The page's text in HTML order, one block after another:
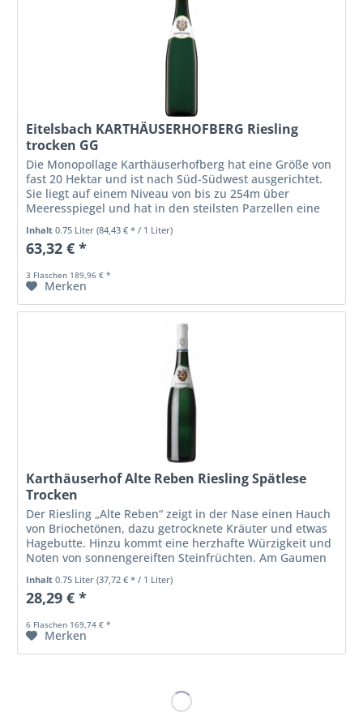
Eitelsbach KARTHÄUSERHOFBERG Riesling
trocken GG
Die Monopollage Karthäuserhofberg hat eine Größe von
fast 20 Hektar und ist nach Süd-Südwest ausgerichtet.
Sie liegt auf einem Niveau von bis zu 254m über
Meeresspiegel und hat in den steilsten Parzellen eine
Hangneigung von bis zu 55%....
Inhalt0.75 Liter(84,43 € * / 1 Liter)
63,32 € *
3 Flaschen 189,96 € *
Merken
Karthäuserhof Alte Reben Riesling Spätlese
Trocken
Der Riesling „Alte Reben“ zeigt in der Nase einen Hauch
von Briochetönen, dazu getrocknete Kräuter und etwas
Hagebutte. Hinzu kommt eine herzhafte Würzigkeit und
Noten von sonnengereiften Steinfrüchten. Am Gaumen
besticht der Prince...
Inhalt0.75 Liter(37,72 € * / 1 Liter)
28,29 € *
6 Flaschen 169,74 € *
Merken